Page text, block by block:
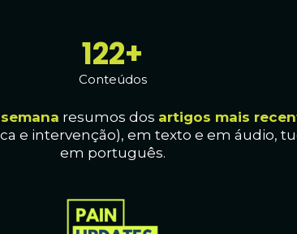
128+
Conteúdos
semana resumos dos artigos mais
e intervenção), em texto e em áudio, t
em português.